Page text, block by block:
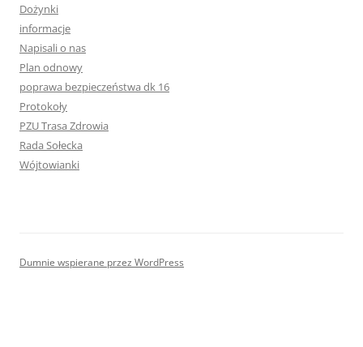
Dożynki
informacje
Napisali o nas
Plan odnowy
poprawa bezpieczeństwa dk 16
Protokoły
PZU Trasa Zdrowia
Rada Sołecka
Wójtowianki
Dumnie wspierane przez WordPress